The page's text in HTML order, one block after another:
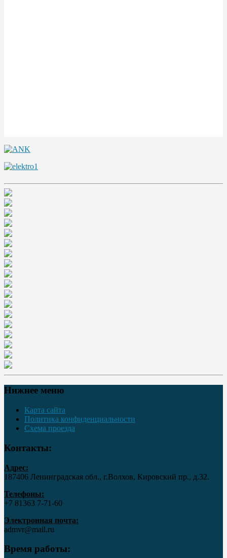
Нижнее меню
Карта сайта
Политика конфиденциальности
Схема проезда
Контакты:
Адрес:
187406 Ленинградская обл., г.Волхов, Кировский пр., д.32.
Телефоны:
+7 81363 7‑71-60
Электронная почта:
admvr@mail.ru
Время работы: